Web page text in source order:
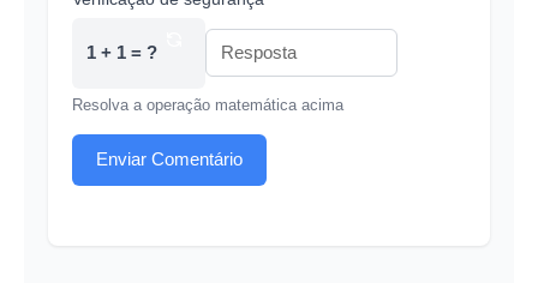
1 + 1 = ?
Resolva a operação matemática acima
Enviar Comentário